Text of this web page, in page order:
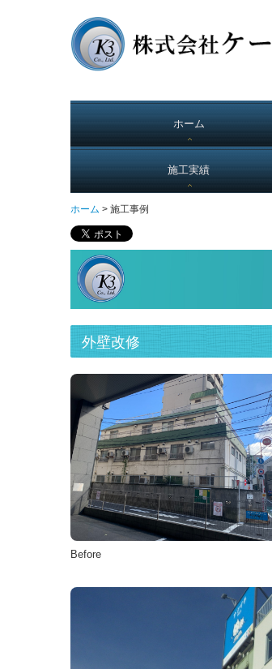
ホーム
施工実績
ホーム 施工事例
外壁改修
Before